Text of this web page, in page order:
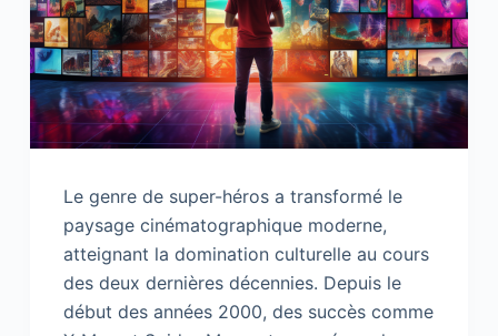
Le genre de super-héros a transformé le
paysage cinématographique moderne,
atteignant la domination culturelle au cours
des deux dernières décennies. Depuis le
début des années 2000, des succès comme